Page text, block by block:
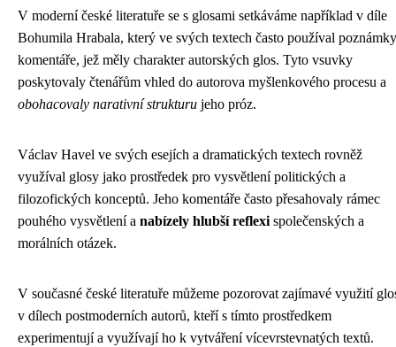
V moderní české literatuře se s glosami setkáváme například v díle
Bohumila Hrabala, který ve svých textech často používal
komentáře, jež měly charakter autorských glos. Tyto vsuvky
poskytovaly čtenářům vhled do autorova myšlenkového procesu a
obohacovaly narativní strukturu jeho próz.
Václav Havel ve svých esejích a dramatických textech rovněž
využíval glosy jako prostředek pro vysvětlení politických a
filozofických konceptů. Jeho komentáře často přesahovaly rámec
pouhého vysvětlení a nabízely hlubší reflexi společenských a
morálních otázek.
V současné české literatuře můžeme pozorovat zajímavé využití
v dílech postmoderních autorů, kteří s tímto prostředkem
experimentují a využívají ho k vytváření vícevrstevnatých textů.